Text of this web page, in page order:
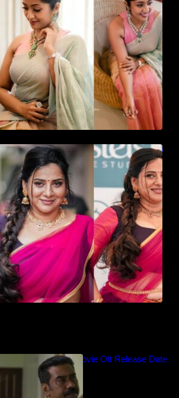
വേദിയിൽ ആരാധരെ മയക്കുന്ന
ഡൻസുമായി അന്ന രാജൻ..
Thalavan Movie Ott Release Date
Song Release